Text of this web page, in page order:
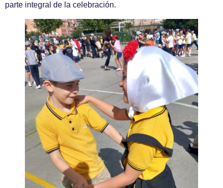
parte integral de la celebración.